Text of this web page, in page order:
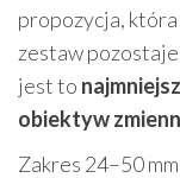
propozycja, która
zestaw
jest to
obiektyw
Zakres 24–50